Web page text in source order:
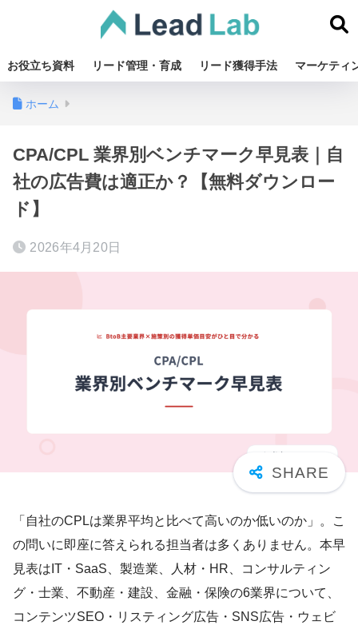
お役立ち資料 リード管理・育成 リード獲得手法 マーケティ
ホーム
CPA/CPL 業界別ベンチマーク早見表｜自
社の広告費は適正か？【無料ダウンロー
ド】
2026年4月20日
「自社のCPLは業界平均と比べて高いのか低いのか」。こ
の問いに即座に答えられる担当者は多くありません。本早
見表はIT・SaaS、製造業、人材・HR、コンサルティン
グ・士業、不動産・建設、金融・保険の6業界について、
コンテンツSEO・リスティング広告・SNS広告・ウェビ